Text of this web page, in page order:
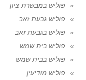
פוליש במבשרת ציון
פוליש גבעת זאב
פוליש בגבעת זאב
פוליש בית שמש
פוליש בבית שמש
פוליש מודיעין